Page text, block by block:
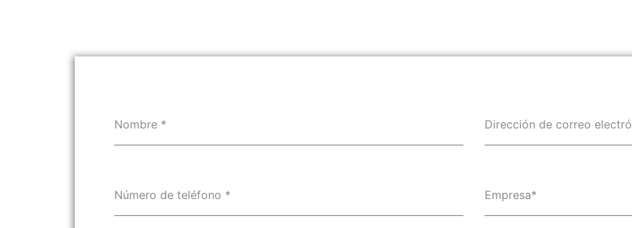
Nombre * Dirección de correo
Número de teléfono * Empresa*